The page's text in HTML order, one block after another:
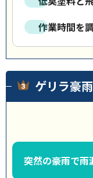
作業時間を
ゲリラ豪
突然の豪雨で雨